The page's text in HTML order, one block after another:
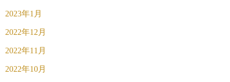
2023年1月
2022年12月
2022年11月
2022年10月